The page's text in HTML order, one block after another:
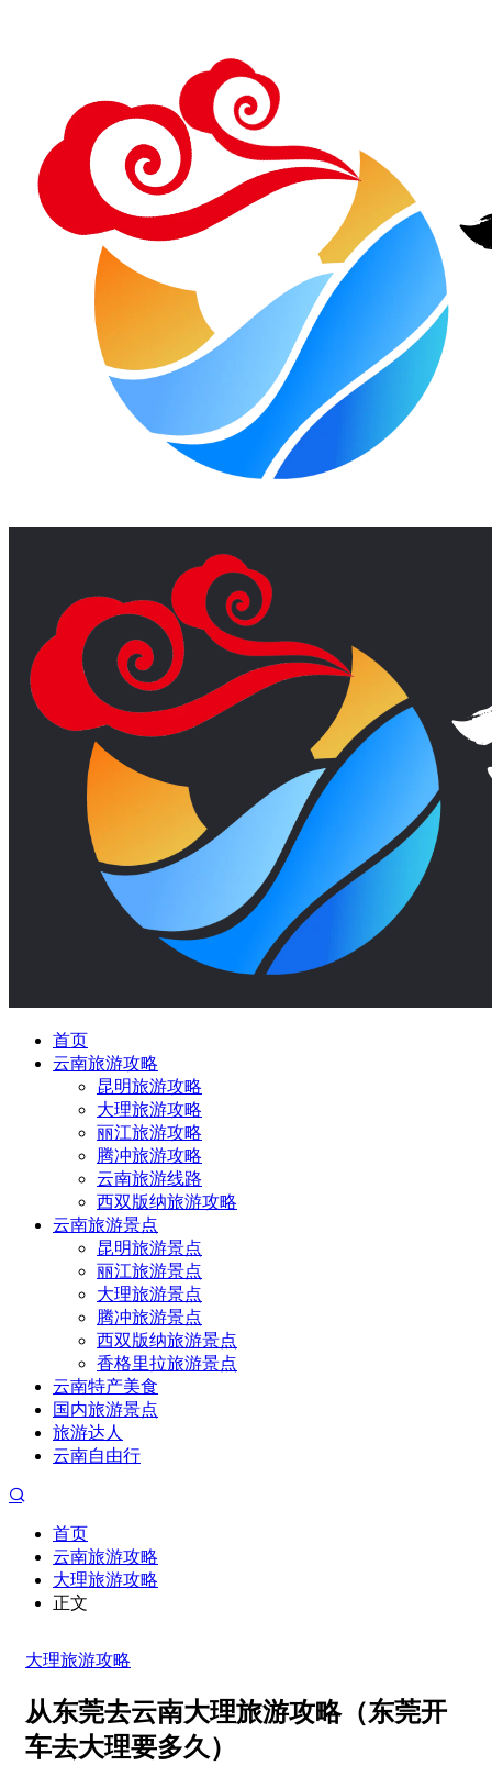
首页
云南旅游攻略
昆明旅游攻略
大理旅游攻略
丽江旅游攻略
腾冲旅游攻略
云南旅游线路
西双版纳旅游攻略
云南旅游景点
昆明旅游景点
丽江旅游景点
大理旅游景点
腾冲旅游景点
西双版纳旅游景点
香格里拉旅游景点
云南特产美食
国内旅游景点
旅游达人
云南自由行
首页
云南旅游攻略
大理旅游攻略
正文
大理旅游攻略
从东莞去云南大理旅游攻略（东莞开
车去大理要多久）